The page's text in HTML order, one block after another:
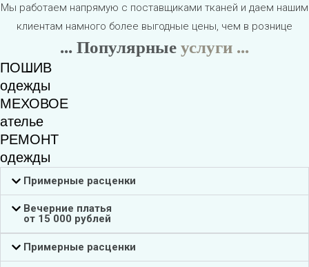
Мы работаем напрямую с поставщиками тканей и даем нашим
клиентам намного более выгодные цены, чем в рознице
... Популярныеуслуги ...
ПОШИВ
одежды
МЕХОВОЕ
ателье
РЕМОНТ
одежды
Примерные расценки
Вечерние платья
от 15 000 рублей
Примерные расценки